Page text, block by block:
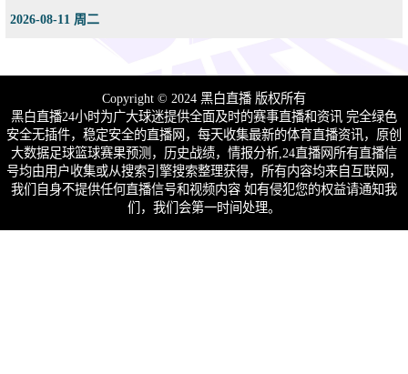
2026-08-11 周二
Copyright © 2024 黑白直播 版权所有
黑白直播24小时为广大球迷提供全面及时的赛事直播和资讯 完全绿色
安全无插件，稳定安全的直播网，每天收集最新的体育直播资讯，原创
大数据足球篮球赛果预测，历史战绩，情报分析,24直播网所有直播信
号均由用户收集或从搜索引擎搜索整理获得，所有内容均来自互联网，
我们自身不提供任何直播信号和视频内容 如有侵犯您的权益请通知我
们，我们会第一时间处理。